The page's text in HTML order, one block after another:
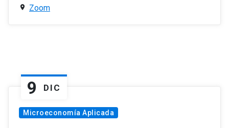
Zoom
9 DIC
Microeconomía Aplicada